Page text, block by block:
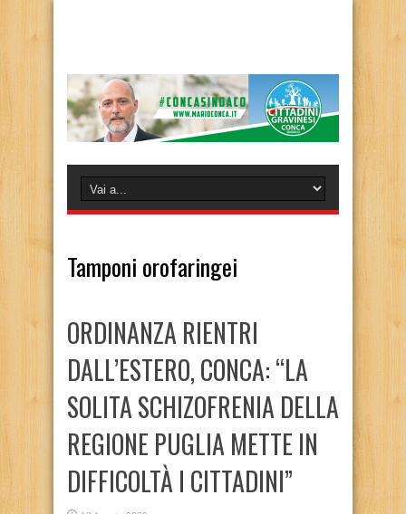
Tamponi orofaringei
ORDINANZA RIENTRI
DALL’ESTERO, CONCA: “LA
SOLITA SCHIZOFRENIA DELLA
REGIONE PUGLIA METTE IN
DIFFICOLTÀ I CITTADINI”